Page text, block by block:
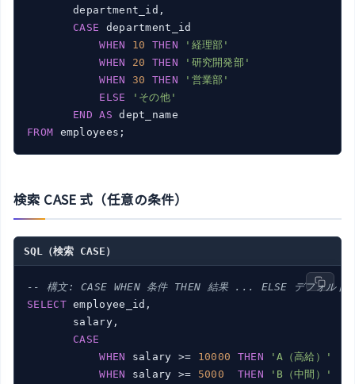
       department_id,
CASE department_id
WHEN
10 THEN
'経理部'
WHEN
20 THEN
'研究開発部'
WHEN
30 THEN
'営業部'
ELSE
'その他'
END
AS
FROM
検索 CASE 式（任意の条件）
SQL（検索 CASE）
-- 構文: CASE WHEN 条件 THEN 結果 ... ELSE デフォルト
SELECT employee_id,
       salary,
CASE
WHEN
salary >= 10000 THEN
'A（高給）'
WHEN
salary >= 5000 THEN
'B（中間）'